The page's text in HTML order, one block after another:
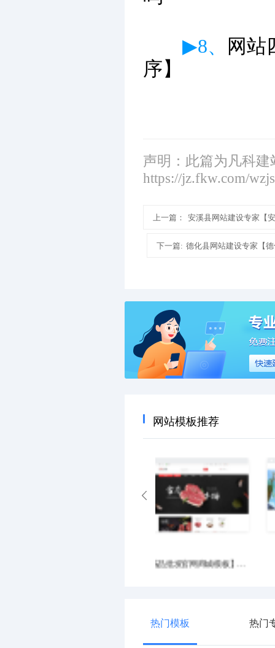
▶8、
网站
序】
声明：此篇为凡科
https://jz.fkw.com/
上一篇： 安溪县网站建设专家【
下一篇: 德化县网站建设专家【
网站模板推荐
优选摩托车企业官网
热门模板 热门